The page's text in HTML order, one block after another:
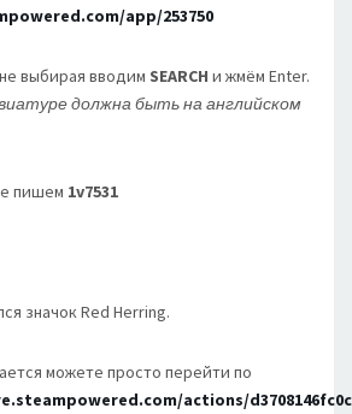
app/253750
выбирая вводим SEARCH и жмём Enter.
должна быть на английском
пишем 1v7531
значок Red Herring.
можете просто перейти по
actions/